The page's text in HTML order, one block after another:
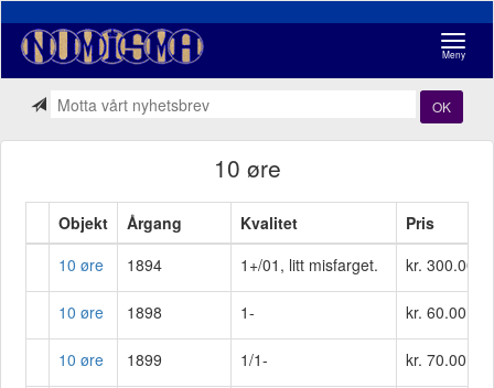
Meny
OK
10 øre
Objekt Årgang Kvalitet
Pris
10 øre
1894 1+/01, litt misfarget. kr. 300.00
10 øre 1898 1- kr. 60.00
10 øre 1899 1/1- kr. 70.00